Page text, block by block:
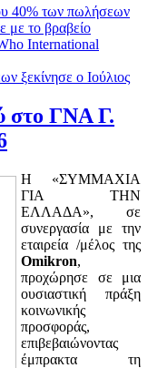
40% των πωλήσεων
με το βραβείο
International
ξεκίνησε ο Ιούλιος
στο ΓΝΑ Γ.
Η «ΣΥΜΜΑΧΙΑ
ΓΙΑ ΤΗΝ
ΕΛΛΑΔΑ», σε
συνεργασία με την
εταιρεία /μέλος της
Omikron,
προχώρησε σε μια
ουσιαστική πράξη
κοινωνικής
προσφοράς,
επιβεβαιώνοντας
έμπρακτα τη